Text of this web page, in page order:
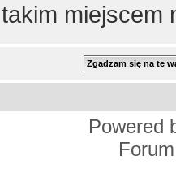
miejscem
Powered